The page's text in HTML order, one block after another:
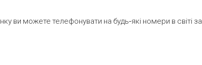
ви можете телефонувати на будь-які номери в світі за